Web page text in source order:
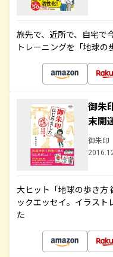
旅先で、近所で、自宅で
トレーニングを「地球
御朱
末開
御朱印
大ヒット「地球の歩き方
ックエッセイ。イラスト
た